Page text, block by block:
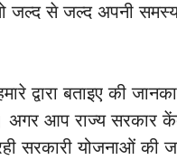
जल्द से जल्द अपनी
द्वारा बताइए की
अगर आप राज्य सरकार
सरकारी योजनाओं की